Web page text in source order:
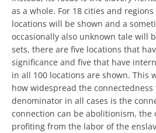
as a whole. For 18 cities and
locations will be shown and a
occasionally also unknown tale will
sets, there are five locations that
significance and five that have
in all 100 locations are shown. This
how widespread the connectedness
denominator in all cases is the
connection can be abolitionism, the
profiting from the labor of the